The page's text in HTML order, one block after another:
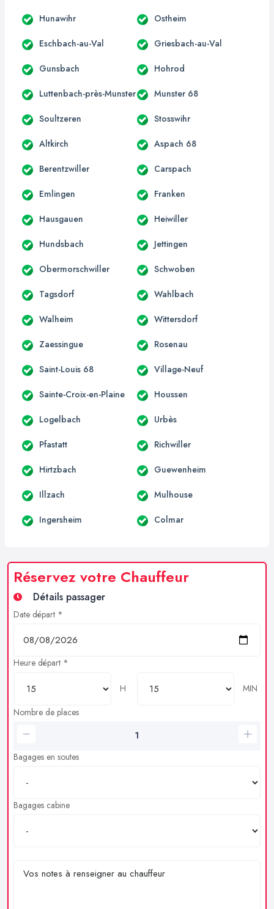
Hunawihr Ostheim
Eschbach-au-Val Griesbach-au-Val
Gunsbach Hohrod
Luttenbach-près-Munster Munster 68
Soultzeren Stosswihr
Altkirch Aspach 68
Berentzwiller Carspach
Emlingen Franken
Hausgauen Heiwiller
Hundsbach Jettingen
Obermorschwiller Schwoben
Tagsdorf Wahlbach
Walheim Wittersdorf
Zaessingue Rosenau
Saint-Louis 68 Village-Neuf
Sainte-Croix-en-Plaine Houssen
Logelbach Urbès
Pfastatt Richwiller
Hirtzbach Guewenheim
Illzach Mulhouse
Ingersheim Colmar
Réservez votre Chauffeur
Détails passager
Date départ *
Heure départ *
H
MIN
Nombre de places
Bagages en soutes
Bagages cabine